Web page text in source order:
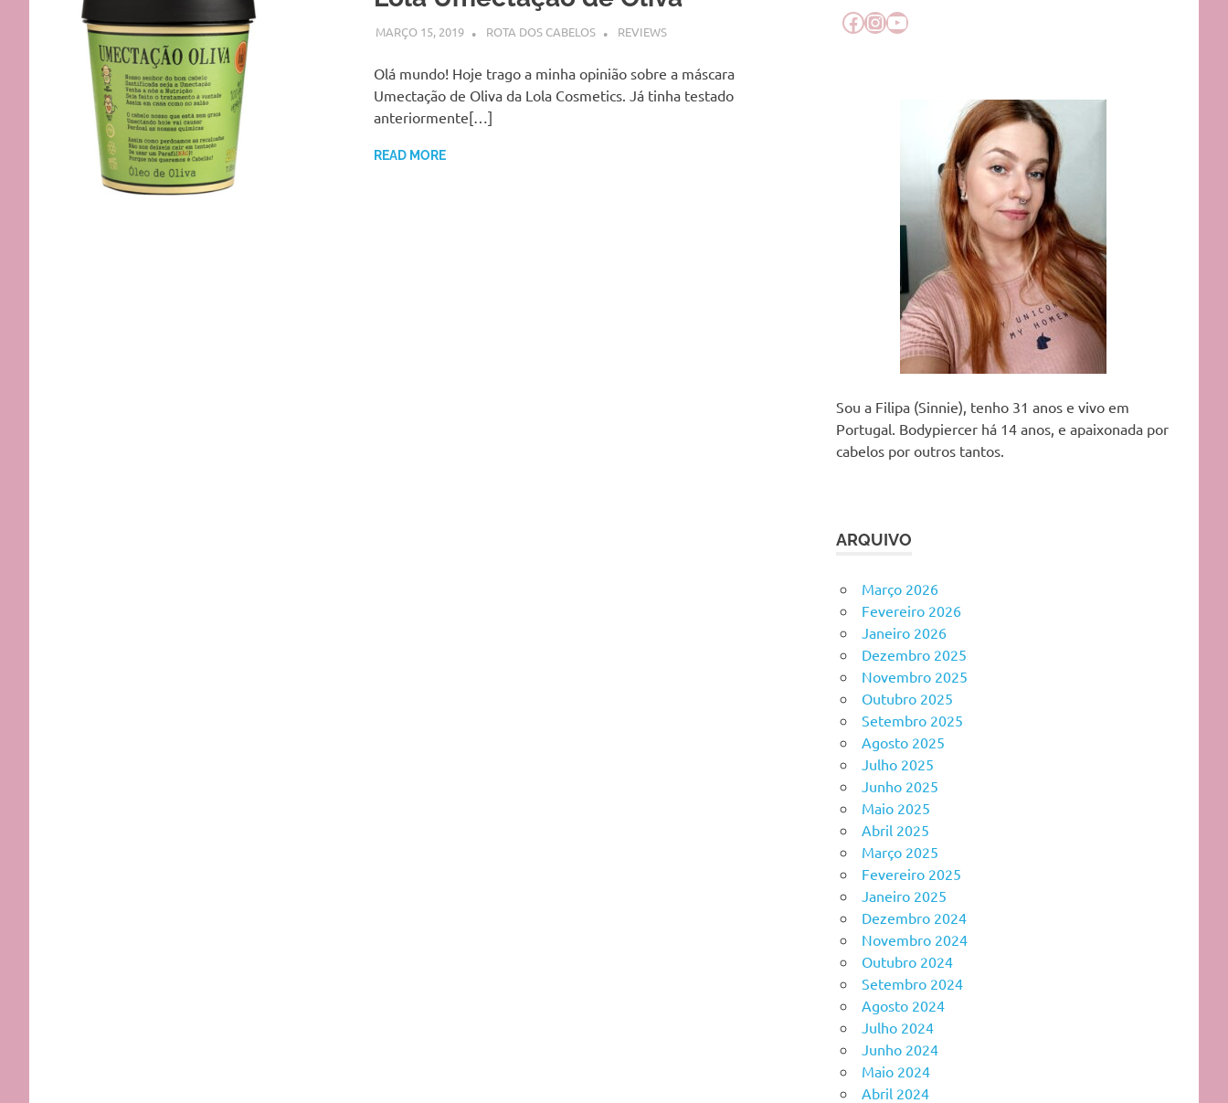
MARÇO 15, 2019 ROTA DOS CABELOS REVIEWS
Olá mundo! Hoje trago a minha opinião sobre a máscara
Umectação de Oliva da Lola Cosmetics. Já tinha testado
anteriormente[…]
READ MORE
Facebook
Instagram
YouTube
Sou a Filipa (Sinnie), tenho 31 anos e vivo em
Portugal. Bodypiercer há 14 anos, e apaixonada por
cabelos por outros tantos.
ARQUIVO
Março 2026
Fevereiro 2026
Janeiro 2026
Dezembro 2025
Novembro 2025
Outubro 2025
Setembro 2025
Agosto 2025
Julho 2025
Junho 2025
Maio 2025
Abril 2025
Março 2025
Fevereiro 2025
Janeiro 2025
Dezembro 2024
Novembro 2024
Outubro 2024
Setembro 2024
Agosto 2024
Julho 2024
Junho 2024
Maio 2024
Abril 2024